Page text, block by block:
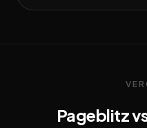
Pageblitz